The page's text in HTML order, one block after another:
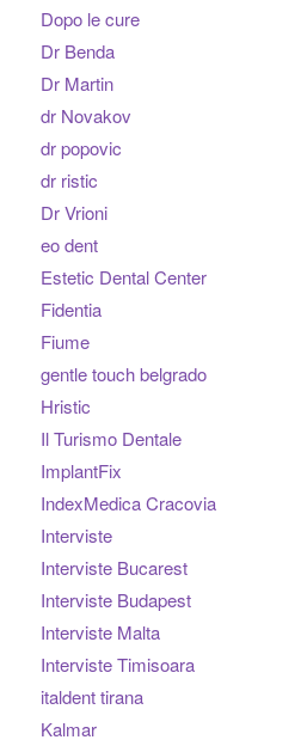
Dopo le cure
Dr Benda
Dr Martin
dr Novakov
dr popovic
dr ristic
Dr Vrioni
eo dent
Estetic Dental Center
Fidentia
Fiume
gentle touch belgrado
Hristic
Il Turismo Dentale
ImplantFix
IndexMedica Cracovia
Interviste
Interviste Bucarest
Interviste Budapest
Interviste Malta
Interviste Timisoara
italdent tirana
Kalmar